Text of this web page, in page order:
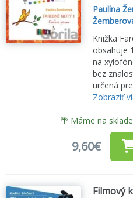
Paulína
Knižka
obsahuje
na
bez
určená
Zobraziť
🌴 Máme na
9,60€
Filmový